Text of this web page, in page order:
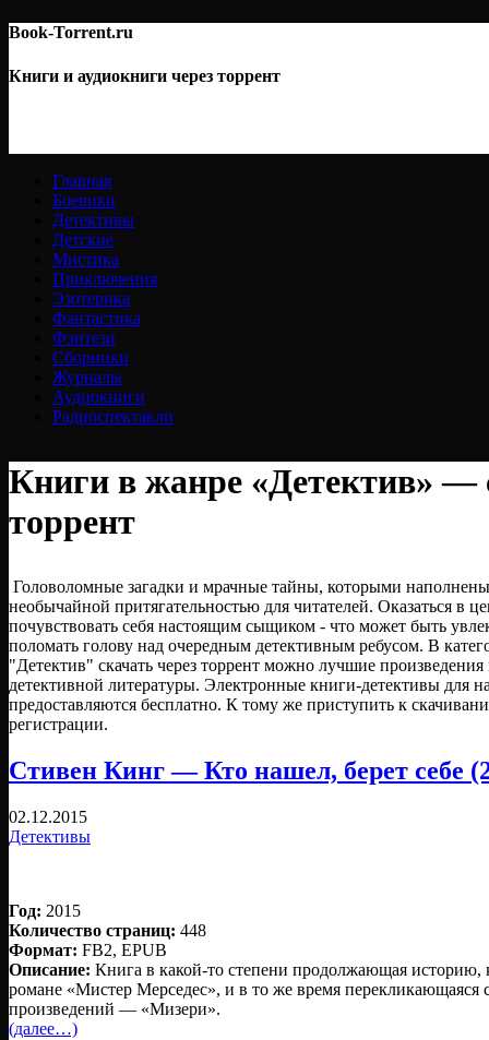
Book-Torrent.ru
Книги и аудиокниги через торрент
Главная
Боевики
Детективы
Детские
Мистика
Приключения
Эзотерика
Фантастика
Фэнтези
Сборники
Журналы
Аудиокниги
Радиоспектакли
Книги в жанре «Детектив» —
торрент
Головоломные загадки и мрачные тайны, которыми
необычайной притягательностью для читателей. Оказаться в
почувствовать себя настоящим сыщиком - что может быть
поломать голову над очередным детективным ребусом. В
"Детектив" скачать через торрент можно лучшие
детективной литературы. Электронные книги-детективы для
предоставляются бесплатно. К тому же приступить к
регистрации.
Стивен Кинг — Кто нашел, берет себе
02.12.2015
Детективы
Год: 2015
Количество страниц: 448
Формат: FB2, EPUB
Описание: Книга в какой-то степени продолжающая историю,
романе «Мистер Мерседес», и в то же время перекликающаяся
произведений — «Мизери».
(далее…)